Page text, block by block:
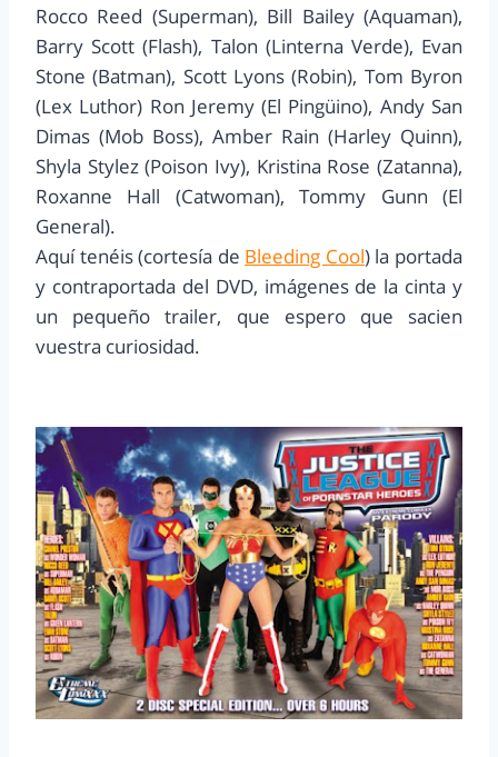
Rocco Reed (Superman), Bill Bailey (Aquaman),
Barry Scott (Flash), Talon (Linterna Verde), Evan
Stone (Batman), Scott Lyons (Robin), Tom Byron
(Lex Luthor) Ron Jeremy (El Pingüino), Andy San
Dimas (Mob Boss), Amber Rain (Harley Quinn),
Shyla Stylez (Poison Ivy), Kristina Rose (Zatanna),
Roxanne Hall (Catwoman), Tommy Gunn (El
General).
Aquí tenéis (cortesía de Bleeding Cool) la portada
y contraportada del DVD, imágenes de la cinta y
un pequeño trailer, que espero que sacien
vuestra curiosidad.